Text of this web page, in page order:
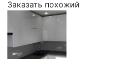
Заказать похожий